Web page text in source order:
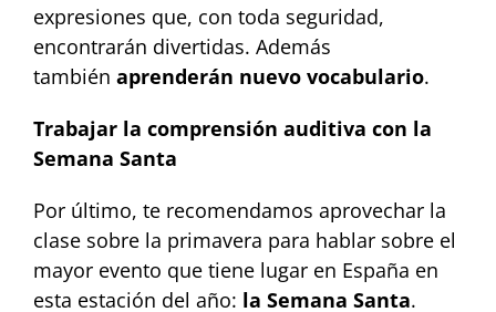
expresiones que, con toda seguridad,
encontrarán divertidas. Además
también aprenderán nuevo vocabulario.
Trabajar la comprensión auditiva con la
Semana Santa
Por último, te recomendamos aprovechar la
clase sobre la primavera para hablar sobre el
mayor evento que tiene lugar en España en
esta estación del año: la Semana Santa.